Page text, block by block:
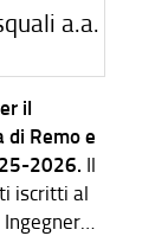
il
di Remo e
2026. Il
iscritti al